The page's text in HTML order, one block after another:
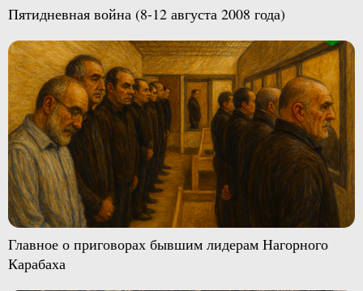
Пятидневная война (8-12 августа 2008 года)
Главное о приговорах бывшим лидерам Нагорного
Карабаха